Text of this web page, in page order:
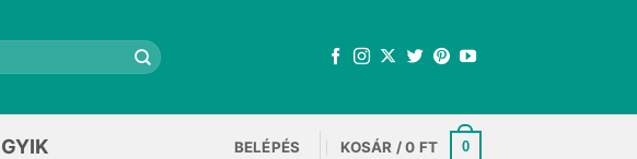
GYIK BELÉPÉS KOSÁR /0 FT 0